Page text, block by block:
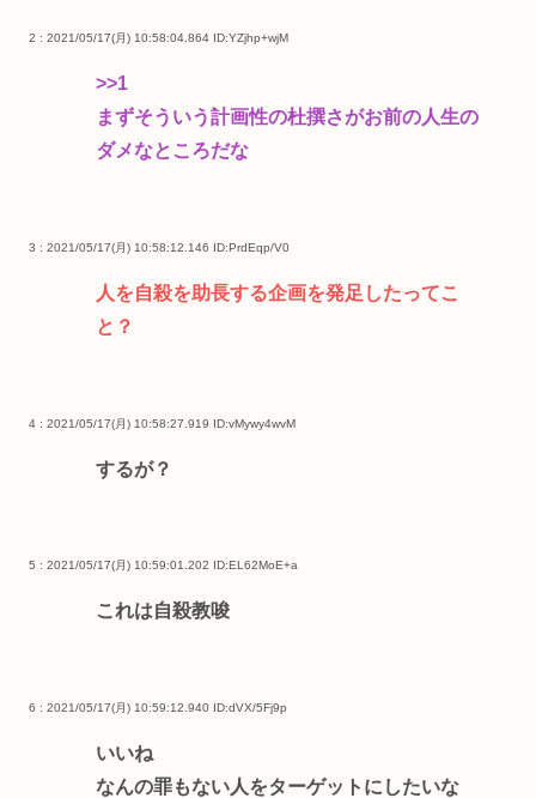
2 : 2021/05/17(月) 10:58:04.864 ID:YZjhp+wjM
>>1
まずそういう計画性の杜撰さがお前の人生の
ダメなところだな
3 : 2021/05/17(月) 10:58:12.146 ID:PrdEqp/V0
人を自殺を助長する企画を発足したってこ
と？
4 : 2021/05/17(月) 10:58:27.919 ID:vMywy4wvM
するが？
5 : 2021/05/17(月) 10:59:01.202 ID:EL62MoE+a
これは自殺教唆
6 : 2021/05/17(月) 10:59:12.940 ID:dVX/5Fj9p
いいね
なんの罪もない人をターゲットにしたいな